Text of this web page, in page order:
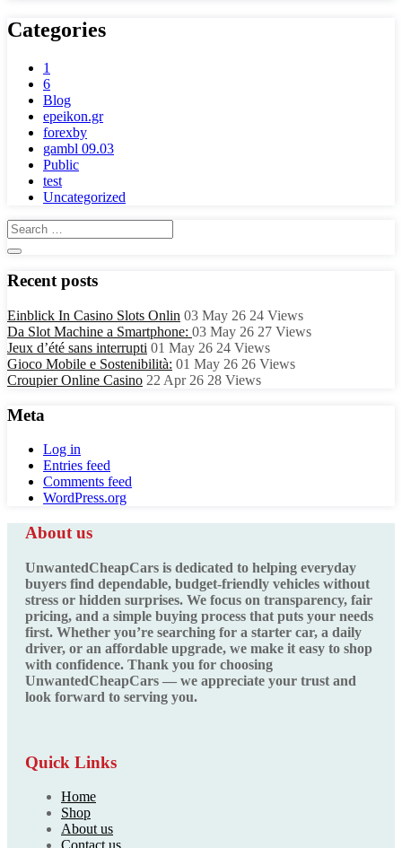
Categories
1
6
Blog
epeikon.gr
forexby
gambl 09.03
Public
test
Uncategorized
Recent posts
Einblick In Casino Slots Onlin 03 May 26 24 Views
Da Slot Machine a Smartphone: 03 May 26 27 Views
Jeux d’été sans interrupti 01 May 26 24 Views
Gioco Mobile e Sostenibilità: 01 May 26 26 Views
Croupier Online Casino 22 Apr 26 28 Views
Meta
Log in
Entries feed
Comments feed
WordPress.org
About us
UnwantedCheapCars is dedicated to helping everyday
buyers find dependable, budget-friendly vehicles without
stress or hidden surprises. We focus on transparency, fair
pricing, and a simple buying process that puts your needs
first. Whether you’re searching for a starter car, a daily
driver, or an affordable upgrade, we make it easy to shop
with confidence. Thank you for choosing
UnwantedCheapCars — we appreciate your trust and
look forward to serving you.
Quick Links
Home
Shop
About us